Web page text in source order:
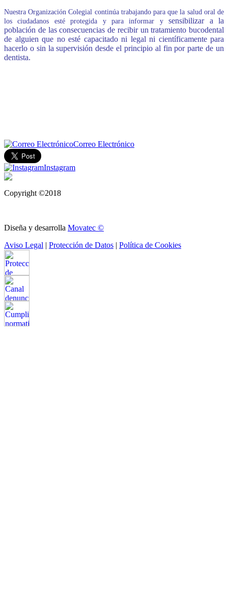
Nuestra Organización Colegial continúa trabajando para que la salud oral de
los ciudadanos esté protegida y para informar ysensibilizar a la
población de las consecuencias de recibir un tratamiento bucodental
de alguien que no esté capacitado ni legal ni científicamente para
hacerlo o sin la supervisión desde el principio al fin por parte de un
dentista.
Correo Electrónico
Instagram
Copyright ©2018
Diseña y desarrolla Movatec ©
Aviso Legal | Protección de Datos | Política de Cookies